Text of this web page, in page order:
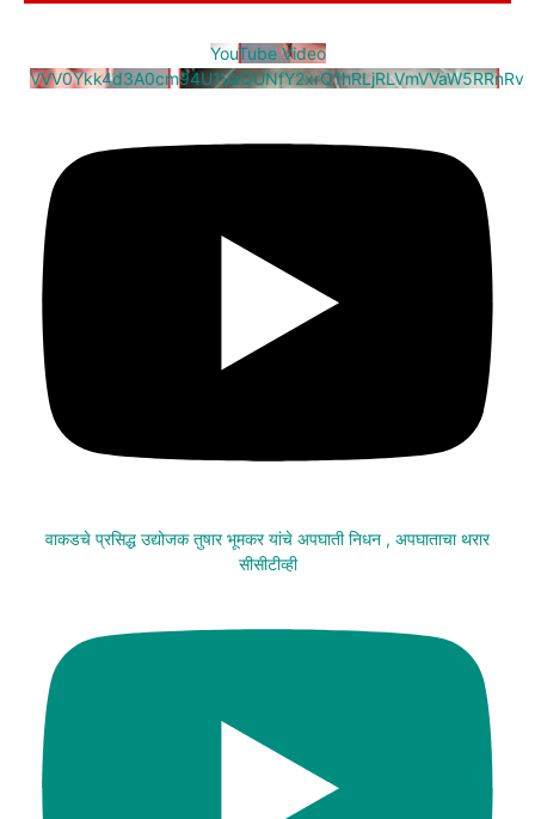
YouTube Video
VVV0Ykk4d3A0cm94U1VaQUNfY2xrQ1hRLjRLVmVVaW5RRnRv
वाकडचे प्रसिद्ध उद्योजक तुषार भूमकर यांचे अपघाती निधन , अपघाताचा थरार
सीसीटीव्ही